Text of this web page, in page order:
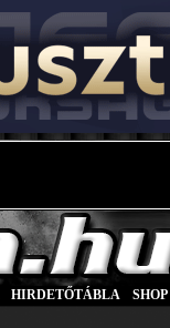
HIRDETŐTÁBLA SHOP